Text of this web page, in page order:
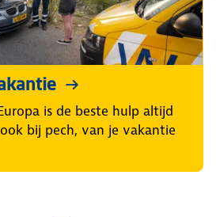
is de beste hulp altijd
bij pech, van je vakantie